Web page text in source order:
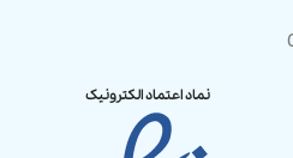
نماد اعتماد الکترونیک